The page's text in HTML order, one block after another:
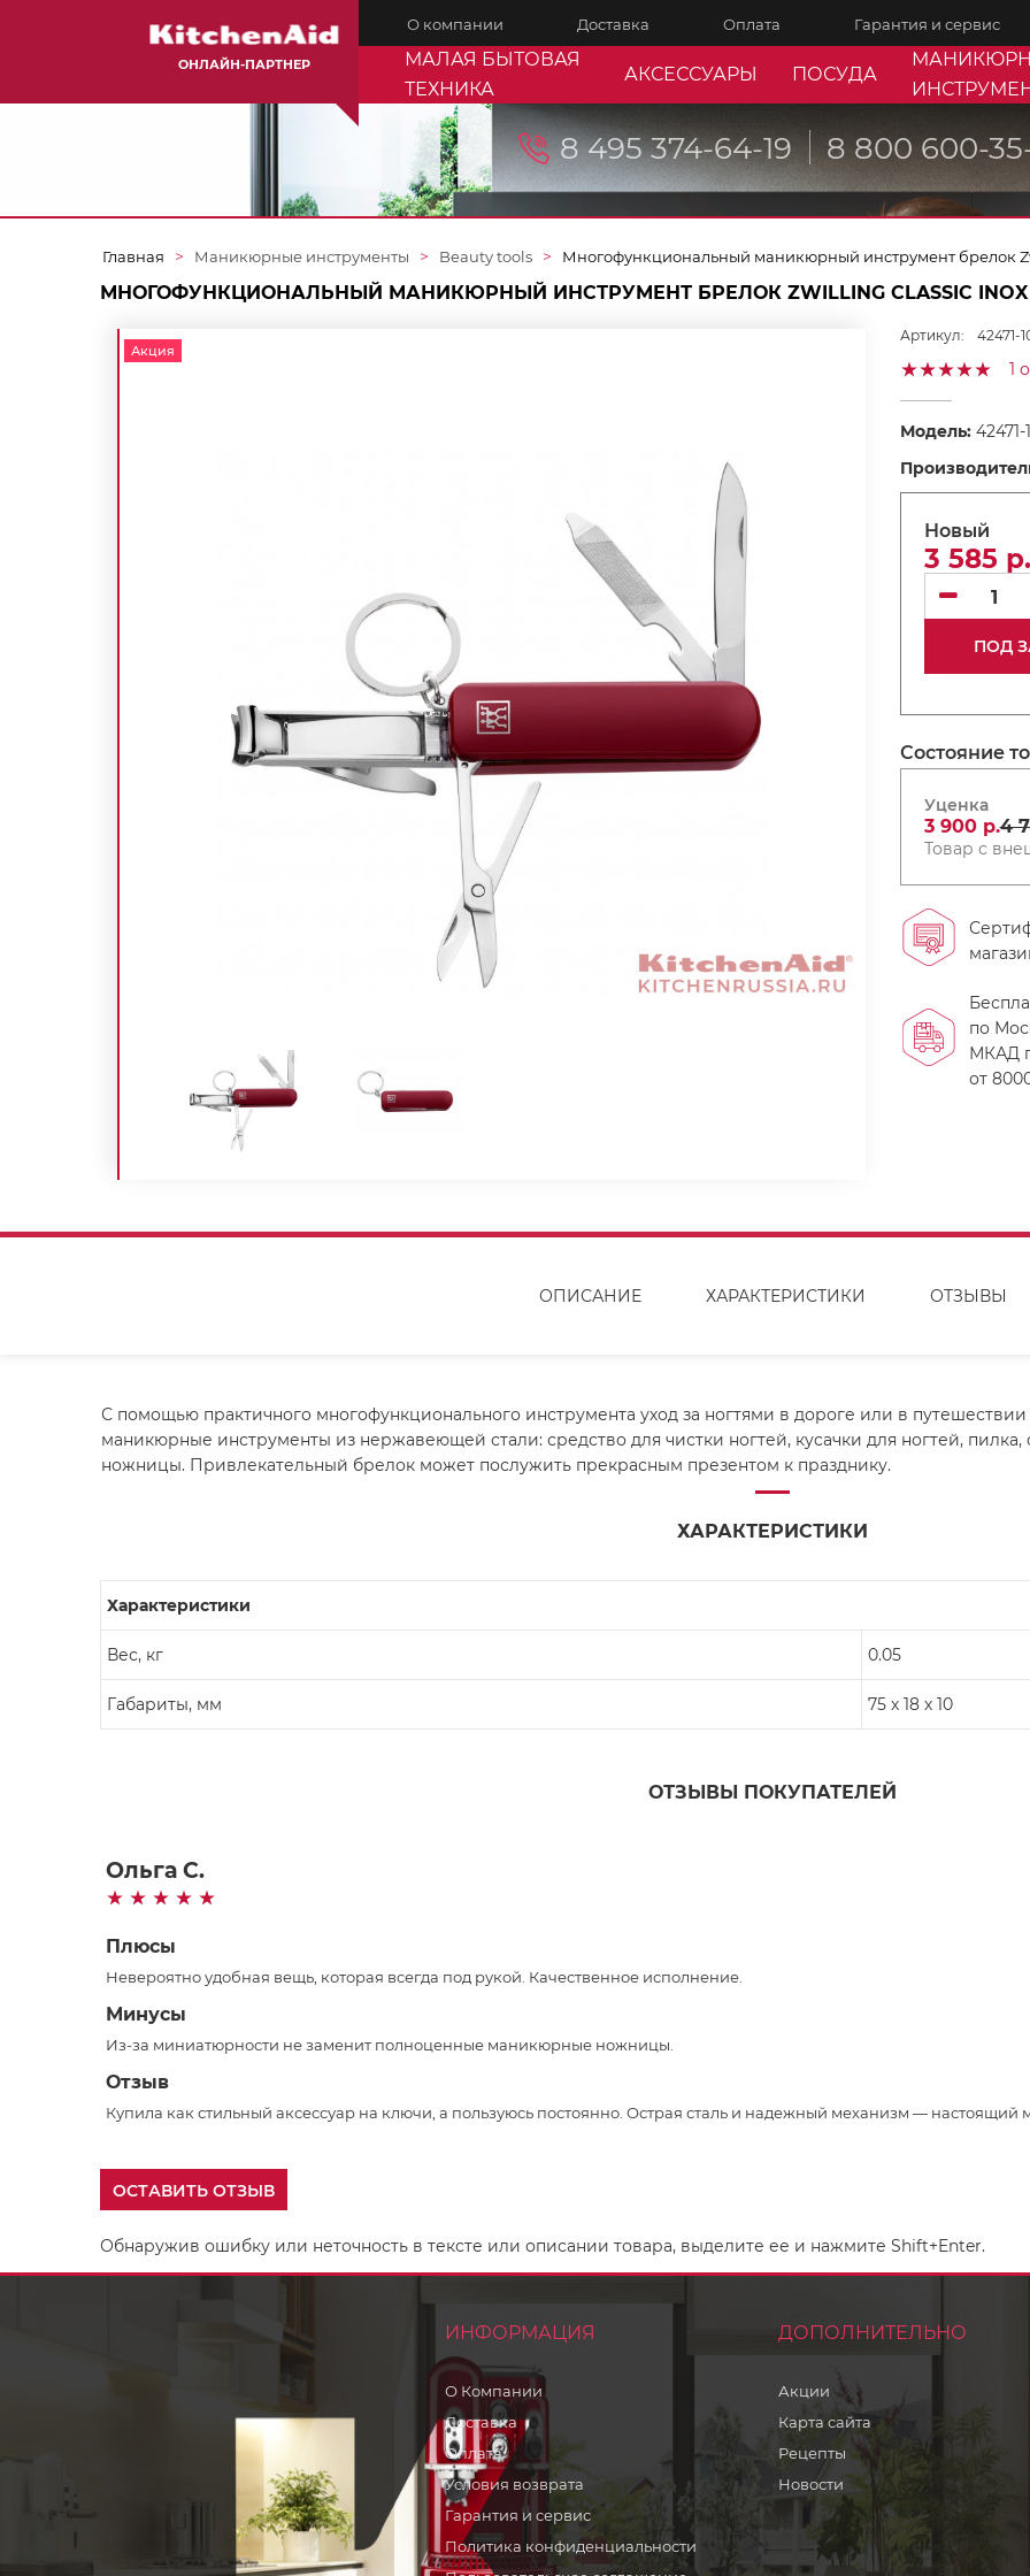
ОНЛАЙН-ПАРТНЕР
О компании Доставка Оплата Гарантия и сервис
МАЛАЯ БЫТОВАЯ
ТЕХНИКА
АКСЕССУАРЫ ПОСУДА
8 495 374-64-19 8 800 600-
Главная Маникюрные инструменты Beauty tools Многофункциональный маникюрный инструмент брелок
МНОГОФУНКЦИОНАЛЬНЫЙ МАНИКЮРНЫЙ ИНСТРУМЕНТ БРЕЛОК ZWILLING CLASSIC
Акция
Артикул: 42471-
1
Модель: 42471-
Новый
3 585 р.
ПОД
Состояние
Уценка
3 900 р.4
Товар с
по
МКАД
от
ОПИСАНИЕ ХАРАКТЕРИСТИКИ ОТЗЫВЫ
С помощью практичного многофункционального инструмента уход за ногтями в дороге или в
маникюрные инструменты из нержавеющей стали: средство для чистки ногтей, кусачки для ногтей,
ножницы. Привлекательный брелок может послужить прекрасным презентом к празднику.
ХАРАКТЕРИСТИКИ
Характеристики
Вес, кг 0.05
Габариты, мм 75 х 18 х 10
ОТЗЫВЫ ПОКУПАТЕЛЕЙ
Ольга С.
Плюсы
Невероятно удобная вещь, которая всегда под рукой. Качественное исполнение.
Минусы
Из-за миниатюрности не заменит полноценные маникюрные ножницы.
Отзыв
Купила как стильный аксессуар на ключи, а пользуюсь постоянно. Острая сталь и надежный механизм —
ОСТАВИТЬ ОТЗЫВ
Обнаружив ошибку или неточность в тексте или описании товара, выделите ее и нажмите Shift+Enter.
ИНФОРМАЦИЯ
О Компании
Доставка
Оплата
Условия возврата
Гарантия и сервис
Политика конфиденциальности
ДОПОЛНИТЕЛЬНО
Акции
Карта сайта
Рецепты
Новости